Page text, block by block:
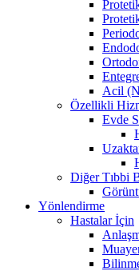
Acil
Özellikli
Evde
Diğer Tıbbi
Yönlendirme
Hastalar İçin